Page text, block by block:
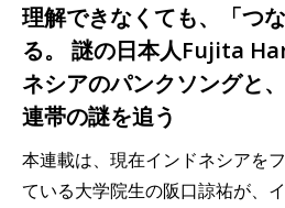
理解できなくても、「つ
る。 謎の日本人Fujita
ネシアのパンクソングと
連帯の謎を追う
本連載は、現在インドネシアを
ている大学院生の阪口諒祐が、